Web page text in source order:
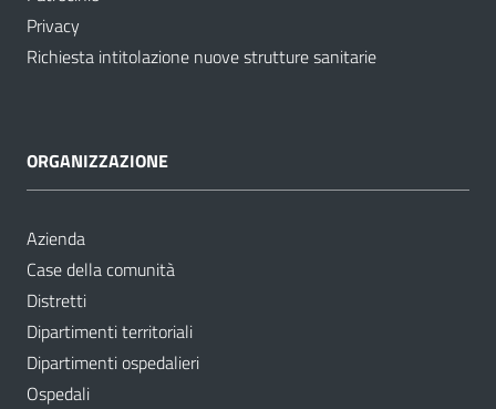
Privacy
Richiesta intitolazione nuove strutture sanitarie
ORGANIZZAZIONE
Azienda
Case della comunità
Distretti
Dipartimenti territoriali
Dipartimenti ospedalieri
Ospedali